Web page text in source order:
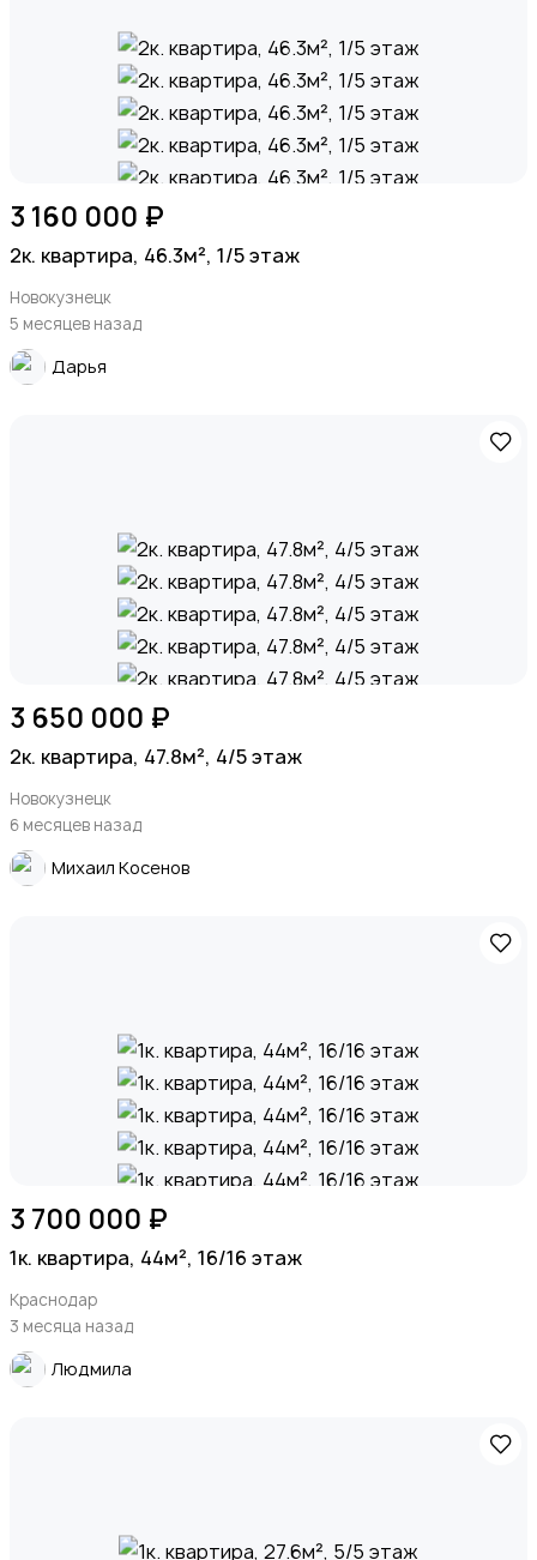
3 160 000 ₽
2к. квартира, 46.3м², 1/5 этаж
Новокузнецк
5 месяцев назад
Дарья
3 650 000 ₽
2к. квартира, 47.8м², 4/5 этаж
Новокузнецк
6 месяцев назад
Михаил Косенов
3 700 000 ₽
1к. квартира, 44м², 16/16 этаж
Краснодар
3 месяца назад
Людмила